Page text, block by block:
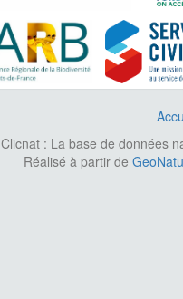
Clicnat : La base de données
Réalisé à partir de